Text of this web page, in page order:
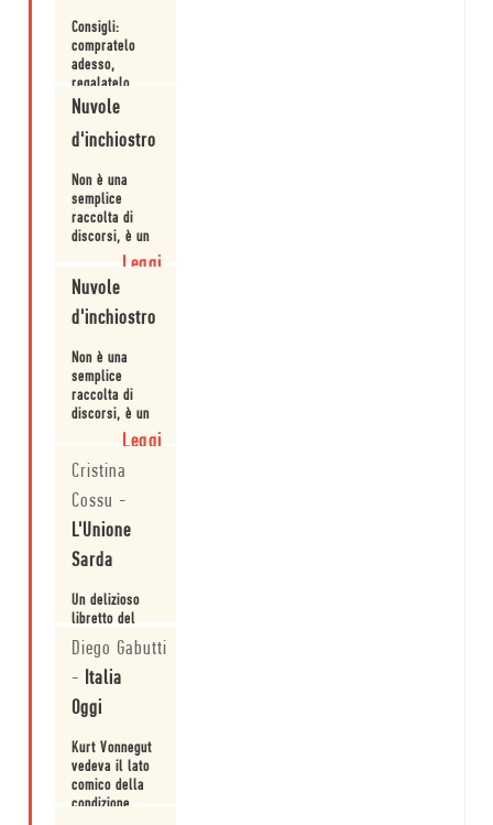
Consigli:
compratelo
adesso,
regalatelo,
fatevelo
fotocopiate
pagina e
diffondetela
alla fermata
dellautobus,
annotatelo su
foglietti sparsi
da infilarvi in
borsa o
attaccare sul
Nuvole
d'inchiostro
Non è una
semplice
raccolta di
discorsi, è un
uniniezione di
positività che
consolatori.
Leggi
Nuvole
d'inchiostro
Non è una
semplice
raccolta di
discorsi, è un
uniniezione di
positività che
rifugge toni
consolatori.
Leggi
Cristina
Cossu -
L'Unione
Sarda
Un delizioso
libretto del
geniale
maestro.
Diego Gabutti
- Italia
Oggi
Kurt Vonnegut
vedeva il lato
comico della
condizione